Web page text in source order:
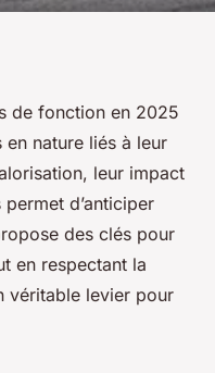
de
en nature
de fonction en 2025
nature liés à leur
leur impact
d’anticiper
des clés pour
en respectant la
véritable levier pour